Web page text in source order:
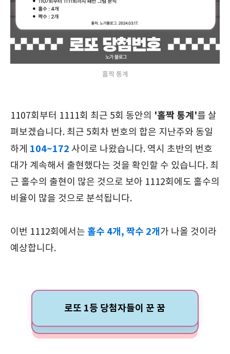
홀짝 통계
1107회부터 1111회 최근 5회 동안의 '홀짝 통계'를 살
펴보겠습니다. 최근 5회차 번호의 합은 지난주와 동일
하게 104~172 사이로 나왔습니다. 역시 초반의 번호
대가 계속해서 출현했다는 것을 확인할 수 있습니다. 최
근 홀수의 출현이 많은 것으로 보아 1112회에도 홀수의
비율이 많을 것으로 분석됩니다.
이번 1112회에서는 홀수 4개, 짝수 2개 가 나올 것이라
예상합니다.
로또 1등 당첨자들이 꾼 꿈